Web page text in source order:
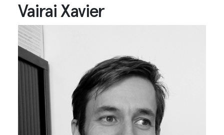
Vairai Xavier